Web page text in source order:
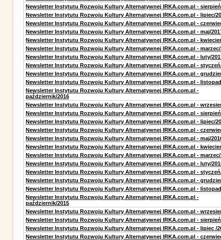
Newsletter Instytutu Rozwoju Kultury Alternatywnej IRKA.com.pl -
Newsletter Instytutu Rozwoju Kultury Alternatywnej IRKA.com.pl - lipiec/
Newsletter Instytutu Rozwoju Kultury Alternatywnej IRKA.com.pl -
Newsletter Instytutu Rozwoju Kultury Alternatywnej IRKA.com.pl - maj/
Newsletter Instytutu Rozwoju Kultury Alternatywnej IRKA.com.pl -
Newsletter Instytutu Rozwoju Kultury Alternatywnej IRKA.com.pl - marzec/
Newsletter Instytutu Rozwoju Kultury Alternatywnej IRKA.com.pl - luty/
Newsletter Instytutu Rozwoju Kultury Alternatywnej IRKA.com.pl -
Newsletter Instytutu Rozwoju Kultury Alternatywnej IRKA.com.pl -
Newsletter Instytutu Rozwoju Kultury Alternatywnej IRKA.com.pl -
Newsletter Instytutu Rozwoju Kultury Alternatywnej IRKA.com.pl -
październik/2016
Newsletter Instytutu Rozwoju Kultury Alternatywnej IRKA.com.pl -
Newsletter Instytutu Rozwoju Kultury Alternatywnej IRKA.com.pl -
Newsletter Instytutu Rozwoju Kultury Alternatywnej IRKA.com.pl - lipiec/
Newsletter Instytutu Rozwoju Kultury Alternatywnej IRKA.com.pl -
Newsletter Instytutu Rozwoju Kultury Alternatywnej IRKA.com.pl - maj/
Newsletter Instytutu Rozwoju Kultury Alternatywnej IRKA.com.pl -
Newsletter Instytutu Rozwoju Kultury Alternatywnej IRKA.com.pl - marzec/
Newsletter Instytutu Rozwoju Kultury Alternatywnej IRKA.com.pl - luty/
Newsletter Instytutu Rozwoju Kultury Alternatywnej IRKA.com.pl -
Newsletter Instytutu Rozwoju Kultury Alternatywnej IRKA.com.pl -
Newsletter Instytutu Rozwoju Kultury Alternatywnej IRKA.com.pl -
Newsletter Instytutu Rozwoju Kultury Alternatywnej IRKA.com.pl -
październik/2015
Newsletter Instytutu Rozwoju Kultury Alternatywnej IRKA.com.pl -
Newsletter Instytutu Rozwoju Kultury Alternatywnej IRKA.com.pl -
Newsletter Instytutu Rozwoju Kultury Alternatywnej IRKA.com.pl - lipiec /
Newsletter Instytutu Rozwoju Kultury Alternatywnej IRKA.com.pl -